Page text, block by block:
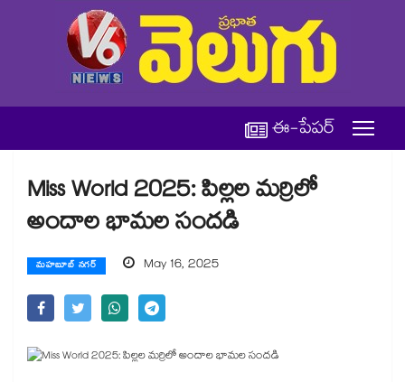
ఈ-పేపర్
Miss World 2025: పిల్లల మర్రిలో
అందాల భామల సందడి
మహబూబ్ నగర్ May 16, 2025